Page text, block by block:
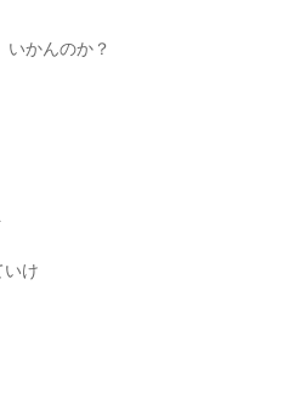
いかんのか？
け